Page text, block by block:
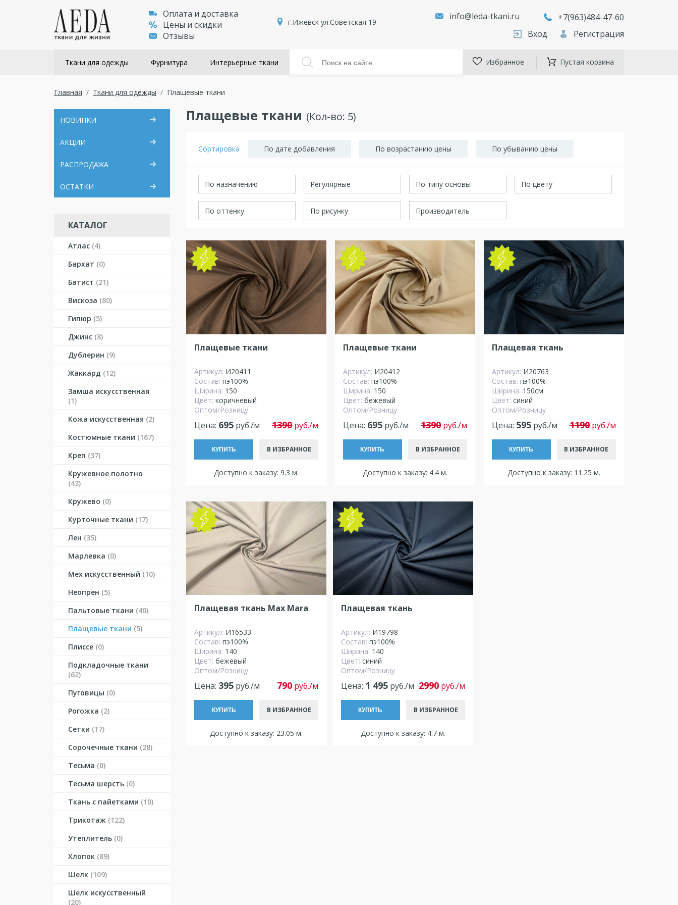
Оплата и доставка
Цены и скидки
Отзывы
г.Ижевск ул.Советская 19
info@leda-tkani.ru
+7(963)484-47-60
Вход
Регистрация
Ткани для одежды Фурнитура Интерьерные ткани Избранное Пустая корзина
Главная Ткани для одежды Плащевые ткани
НОВИНКИ
АКЦИИ
РАСПРОДАЖА
ОСТАТКИ
КАТАЛОГ
Атлас (4)
Бархат (0)
Батист (21)
Вискоза (80)
Гипюр (5)
Джинс (8)
Дублерин (9)
Жаккард (12)
Замша искусственная
(1)
Кожа искусственная (2)
Костюмные ткани (167)
Креп (37)
Кружевное полотно
(43)
Кружево (0)
Курточные ткани (17)
Лен (35)
Марлевка (0)
Мех искусственный (10)
Неопрен (5)
Пальтовые ткани (40)
Плащевые ткани (5)
Плиссе (0)
Подкладочные ткани
(62)
Пуговицы (0)
Рогожка (2)
Сетки (17)
Сорочечные ткани (28)
Тесьма (0)
Тесьма шерсть (0)
Ткань с пайетками (10)
Трикотаж (122)
Утеплитель (0)
Хлопок (89)
Шелк (109)
Шелк искусственный
(20)
Плащевые ткани (Кол-во: 5)
Сортировка По дате добавления По возрастанию цены По убыванию цены
По назначению Регулярные По типу основы По цвету
По оттенку По рисунку Производитель
NEW
Плащевые ткани
Артикул: И20411
Состав: пэ100%
Ширина: 150
Цвет: коричневый
Оптом/Розницу
Цена: 695 руб./м 1390руб./м
КУПИТЬ В ИЗБРАННОЕ
Доступно к заказу: 9.3 м.
NEW
Плащевые ткани
Артикул: И20412
Состав: пэ100%
Ширина: 150
Цвет: бежевый
Оптом/Розницу
Цена: 695руб./м 1390руб./м
КУПИТЬ В ИЗБРАННОЕ
Доступно к заказу: 4.4 м.
NEW
Плащевая ткань
Артикул: И20763
Состав: пэ100%
Ширина: 150см
Цвет: синий
Оптом/Розницу
Цена: 595руб./м 1190 руб./м
КУПИТЬ В ИЗБРАННОЕ
Доступно к заказу: 11.25 м.
Плащевая ткань Max Mara
Артикул: И16533
Состав: пэ100%
Ширина: 140
Цвет: бежевый
Оптом/Розницу
Цена: 395 руб./м 790руб./м
КУПИТЬ В ИЗБРАННОЕ
Доступно к заказу: 23.05 м.
Плащевая ткань
Артикул: И19798
Состав: пэ100%
Ширина: 140
Цвет: синий
Оптом/Розницу
Цена: 1 495руб./м 2990руб./м
КУПИТЬ В ИЗБРАННОЕ
Доступно к заказу: 4.7 м.